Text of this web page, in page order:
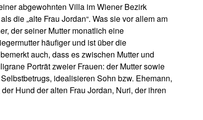
abgewohnten Villa im Wiener Bezirk
die „alte Frau Jordan“. Was sie vor allem am
der seiner Mutter monatlich eine
häufiger und ist über die
auch, dass es zwischen Mutter und
Porträt zweier Frauen: der Mutter sowie
idealisieren Sohn bzw. Ehemann,
Hund der alten Frau Jordan, Nuri, der ihren